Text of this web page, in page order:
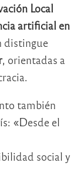
Local
artificial en
distingue
, orientadas a
también
«Desde el
social y